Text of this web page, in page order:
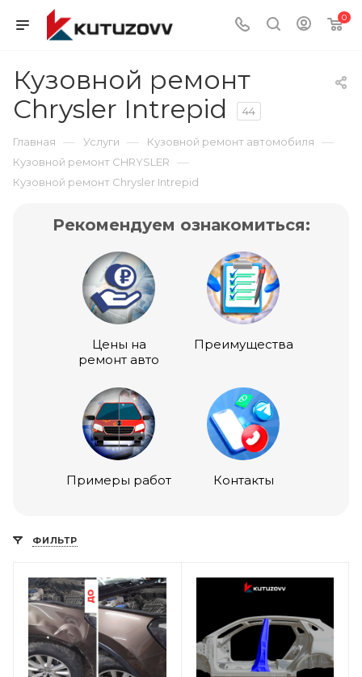
0
Кузовной ремонт
Chrysler Intrepid
44
Главная — Услуги — Кузовной ремонт автомобиля —
Кузовной ремонт CHRYSLER —
Кузовной ремонт Chrysler Intrepid
Рекомендуем ознакомиться:
Цены на
ремонт авто
Преимущества
Примеры работ Контакты
ФИЛЬТР